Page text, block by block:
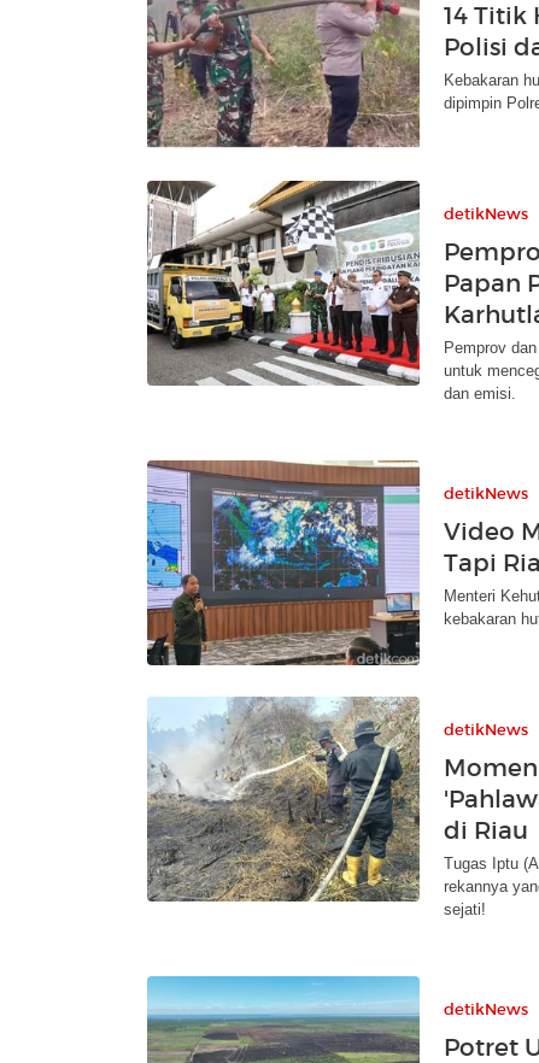
14 Titik
Polisi
Kebakaran
dipimpin
detikNews
Papan
Pemprov
untuk
dan emisi.
detikNews
Video
Tapi
Menteri
kebakaran
detikNews
di Riau
Tugas Iptu
rekannya
sejati!
detikNews
Potret